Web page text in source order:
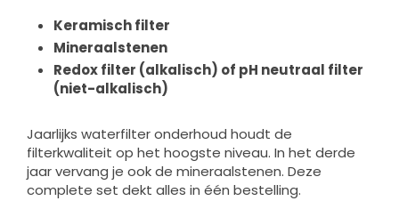
Keramisch filter
Mineraalstenen
Redox filter (alkalisch) of pH neutraal filter
(niet-alkalisch)
Jaarlijks waterfilter onderhoud houdt de
filterkwaliteit op het hoogste niveau. In het derde
jaar vervang je ook de mineraalstenen. Deze
complete set dekt alles in één bestelling.